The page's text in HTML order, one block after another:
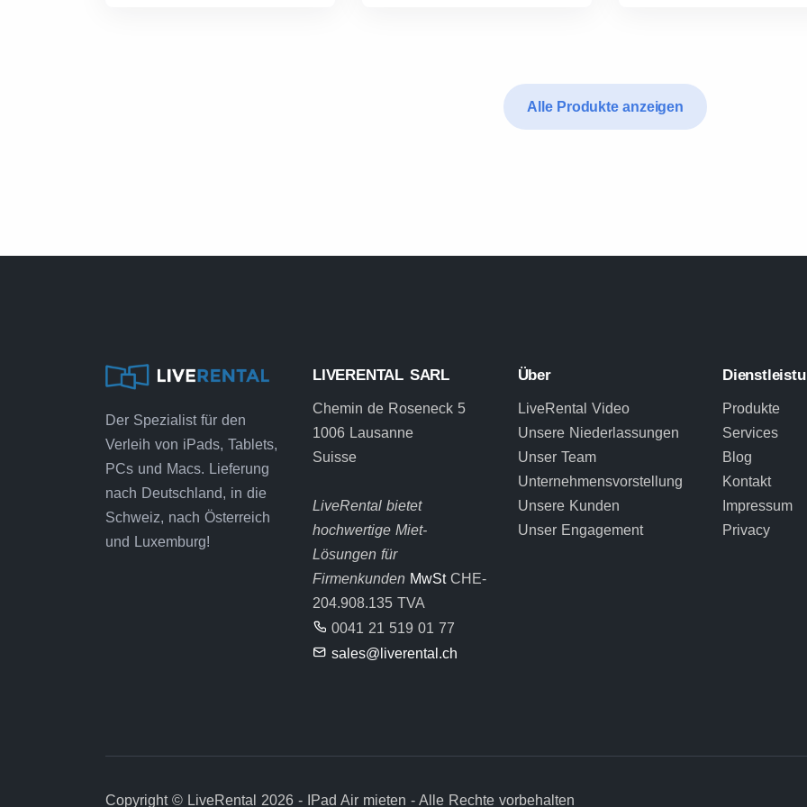
Alle Produkte anzeigen
Der Spezialist für den
Verleih von iPads, Tablets,
PCs und Macs. Lieferung
nach Deutschland, in die
Schweiz, nach Österreich
und Luxemburg!
LIVERENTAL SARL
Chemin de Roseneck 5
1006 Lausanne
Suisse
LiveRental bietet
hochwertige Miet-
Lösungen für
Firmenkunden MwStCHE-
204.908.135 TVA
0041 21 519 01 77
sales@liverental.ch
Über
LiveRental Video
Unsere Niederlassungen
Unser Team
Unternehmensvorstellung
Unsere Kunden
Unser Engagement
Produkte
Services
Blog
Kontakt
Impressum
Privacy
Copyright © LiveRental 2026 - IPad Air mieten - Alle Rechte vorbehalten